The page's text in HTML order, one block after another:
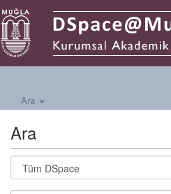
Ara
Ara